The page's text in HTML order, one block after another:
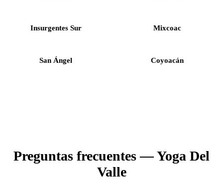
Insurgentes Sur Mixcoac
San Ángel Coyoacán
Preguntas frecuentes — Yoga Del
Valle